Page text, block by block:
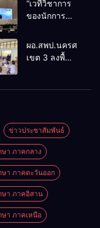
“เวทีวิชาการ
ของนักการ
ThaiCER
International
Research
(ThaiCER)
2026
ผอ.สพป.นครศรีธรร
เขต 3 ลงพื้นที่
ข่าวประชาสัมพันธ์
า ภาคกลาง
ษา ภาคตะวันออก
ษา ภาคอิสาน
ษา ภาคเหนือ